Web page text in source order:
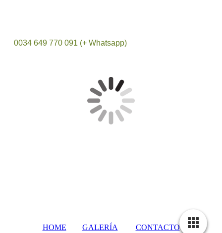
0034 649 770 091 (+ Whatsapp)
HOME GALERÍA CONTACTO